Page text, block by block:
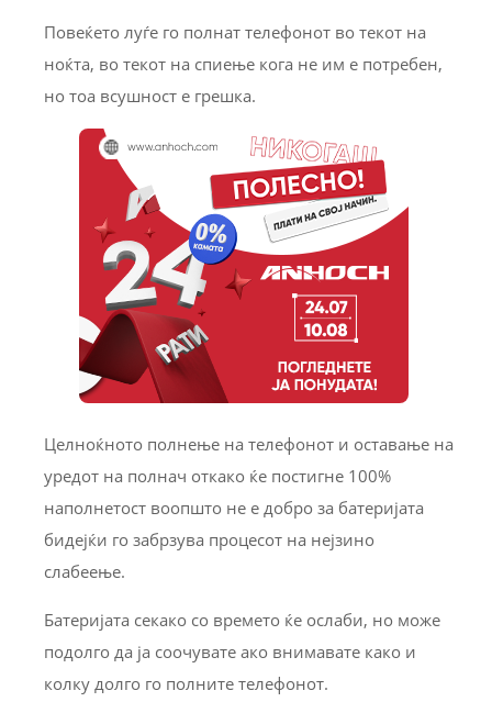
Повеќето луѓе го полнат телефонот во текот на
ноќта, во текот на спиење кога не им е потребен,
но тоа всушност е грешка.
Целноќното полнење на телефонот и оставање на
уредот на полнач откако ќе постигне 100%
наполнетост воопшто не е добро за батеријата
бидејќи го забрзува процесот на нејзино
слабеење.
Батеријата секако со времето ќе ослаби, но може
подолго да ја соочувате ако внимавате како и
колку долго го полните телефонот.